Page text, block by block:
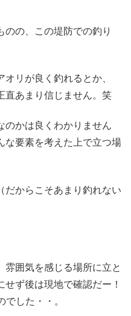
のの、この堤防での釣り
リが良く釣れるとか、
直あまり信じません。笑
のかは良くわかりません
な要素を考えた上で立つ場
だからこそあまり釣れない
雰囲気を感じる場所に立と
ず後は現地で確認だー！
した・・。